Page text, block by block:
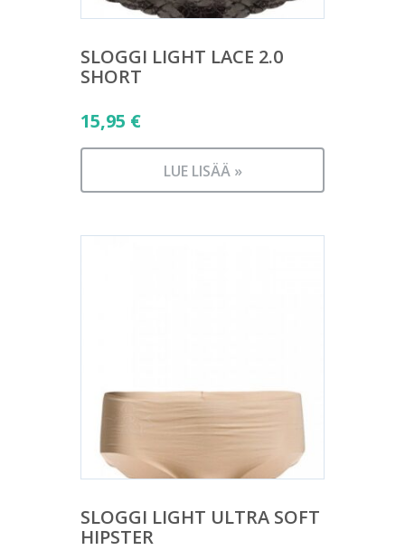
SLOGGI LIGHT LACE 2.0
SHORT
15,95 €
LUE LISÄÄ »
SLOGGI LIGHT ULTRA SOFT
HIPSTER